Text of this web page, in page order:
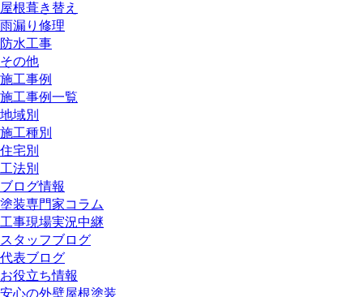
屋根葺き替え
雨漏り修理
防水工事
その他
施工事例
施工事例一覧
地域別
施工種別
住宅別
工法別
ブログ情報
塗装専門家コラム
工事現場実況中継
スタッフブログ
代表ブログ
お役立ち情報
安心の外壁屋根塗装